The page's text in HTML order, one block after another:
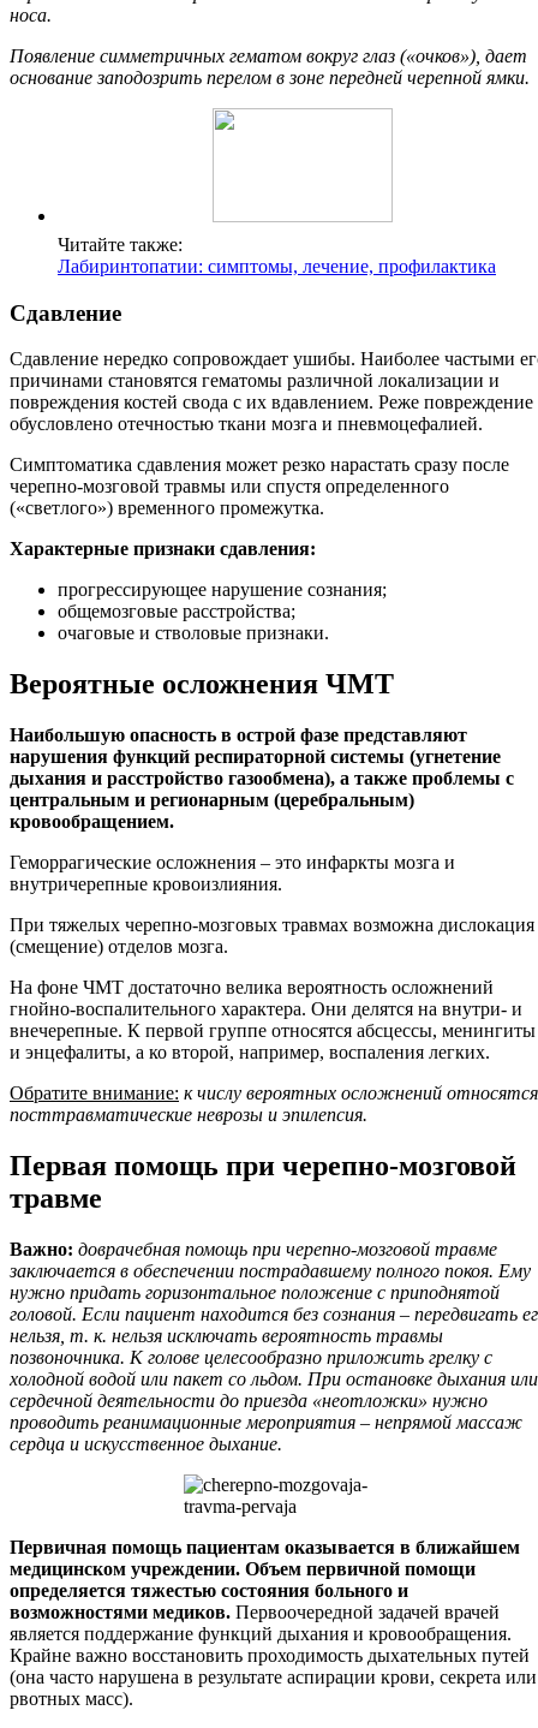
носа.
Появление симметричных гематом вокруг глаз («очков»), дает
основание заподозрить перелом в зоне передней черепной ямки.
Читайте также:
Лабиринтопатии: симптомы, лечение, профилактика
Сдавление
Сдавление нередко сопровождает ушибы. Наиболее частыми
причинами становятся гематомы различной локализации и
повреждения костей свода с их вдавлением. Реже повреждение
обусловлено отечностью ткани мозга и пневмоцефалией.
Симптоматика сдавления может резко нарастать сразу после
черепно-мозговой травмы или спустя определенного
(«светлого») временного промежутка.
Характерные признаки сдавления:
прогрессирующее нарушение сознания;
общемозговые расстройства;
очаговые и стволовые признаки.
Вероятные осложнения ЧМТ
Наибольшую опасность в острой фазе представляют
нарушения функций респираторной системы (угнетение
дыхания и расстройство газообмена), а также проблемы с
центральным и регионарным (церебральным)
кровообращением.
Геморрагические осложнения – это инфаркты мозга и
внутричерепные кровоизлияния.
При тяжелых черепно-мозговых травмах возможна дислокация
(смещение) отделов мозга.
На фоне ЧМТ достаточно велика вероятность осложнений
гнойно-воспалительного характера. Они делятся на внутри- и
внечерепные. К первой группе относятся абсцессы, менингиты
и энцефалиты, а ко второй, например, воспаления легких.
Обратите внимание: к числу вероятных осложнений относятся
посттравматические неврозы и эпилепсия.
Первая помощь при черепно-мозговой
травме
Важно: доврачебная помощь при черепно-мозговой травме
заключается в обеспечении пострадавшему полного покоя. Ему
нужно придать горизонтальное положение с приподнятой
головой. Если пациент находится без сознания – передвигать
нельзя, т. к. нельзя исключать вероятность травмы
позвоночника. К голове целесообразно приложить грелку с
холодной водой или пакет со льдом. При остановке дыхания или
сердечной деятельности до приезда «неотложки» нужно
проводить реанимационные мероприятия – непрямой массаж
сердца и искусственное дыхание.
Первичная помощь пациентам оказывается в ближайшем
медицинском учреждении. Объем первичной помощи
определяется тяжестью состояния больного и
возможностями медиков. Первоочередной задачей врачей
является поддержание функций дыхания и кровообращения.
Крайне важно восстановить проходимость дыхательных путей
(она часто нарушена в результате аспирации крови, секрета или
рвотных масс).